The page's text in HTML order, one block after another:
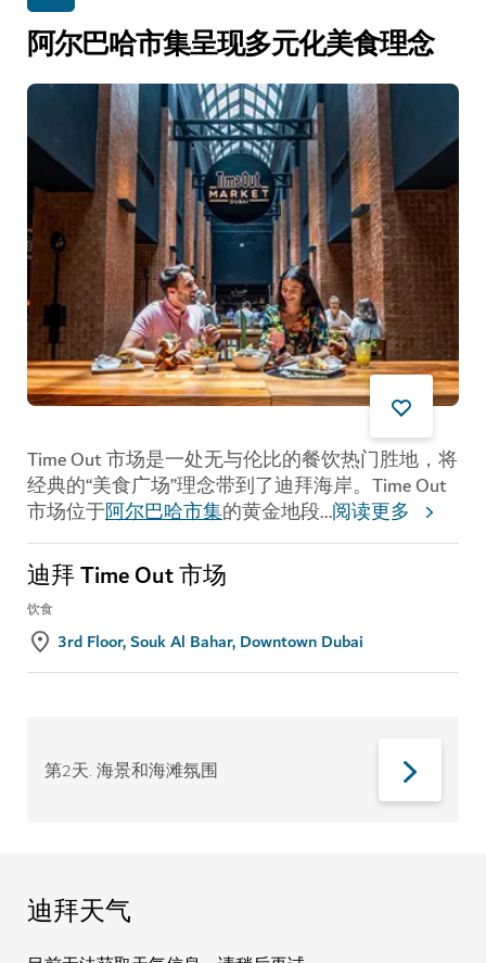
阿尔巴哈市集呈现多元化美食理念
Time Out 市场是一处无与伦比的餐饮热门胜地，将
经典的“美食广场”理念带到了迪拜海岸。Time Out
市场位于阿尔巴哈市集的黄金地段...阅读更多
迪拜 Time Out 市场
饮食
3rd Floor, Souk Al Bahar, Downtown Dubai
第2天. 海景和海滩氛围
迪拜天气